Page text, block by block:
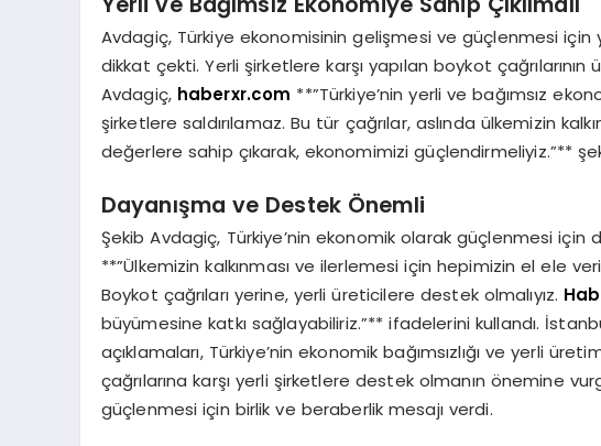
Avdagiç, Türkiye ekonomisinin gelişmesi ve güçlenmesi
dikkat çekti. Yerli şirketlere karşı yapılan boykot
Avdagiç, haberxr.com **”Türkiye’nin yerli ve bağımsız
şirketlere saldırılamaz. Bu tür çağrılar, aslında ülkemizin
değerlere sahip çıkarak, ekonomimizi güçlendirmeliyiz.”**
Dayanışma ve Destek Önemli
Şekib Avdagiç, Türkiye’nin ekonomik olarak güçlenmesi için
**”Ülkemizin kalkınması ve ilerlemesi için hepimizin el ele
Boykot çağrıları yerine, yerli üreticilere destek olmalıyız.
büyümesine katkı sağlayabiliriz.”** ifadelerini kullandı.
açıklamaları, Türkiye’nin ekonomik bağımsızlığı ve yerli
çağrılarına karşı yerli şirketlere destek olmanın önemine
güçlenmesi için birlik ve beraberlik mesajı verdi.